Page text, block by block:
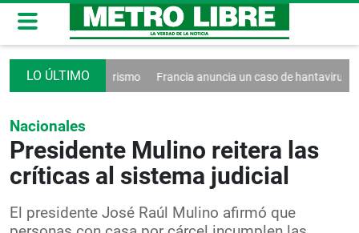
contra el turismo Francia anuncia un caso de hantavirus Andes
Nacionales
Presidente Mulino reitera las
críticas al sistema judicial
El presidente José Raúl Mulino afirmó que